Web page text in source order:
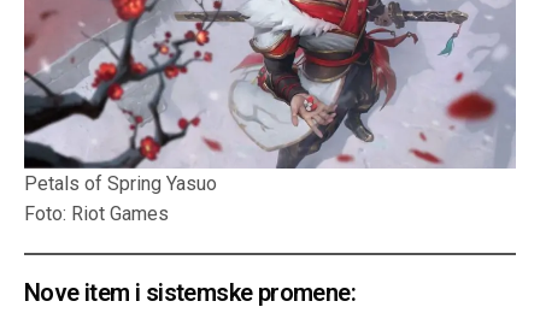
Petals of Spring Yasuo
Foto: Riot Games
Nove item i sistemske promene: